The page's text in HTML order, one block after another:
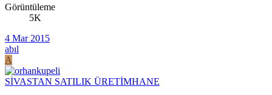
Görüntüleme
5K
4 Mar 2015
abıl
A
SİVASTAN SATILIK ÜRETİMHANE